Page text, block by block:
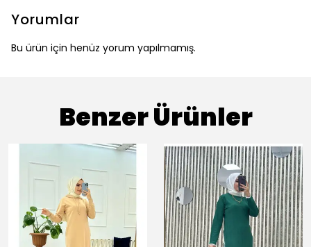
Yorumlar
Bu ürün için henüz yorum yapılmamış.
Benzer Ürünler